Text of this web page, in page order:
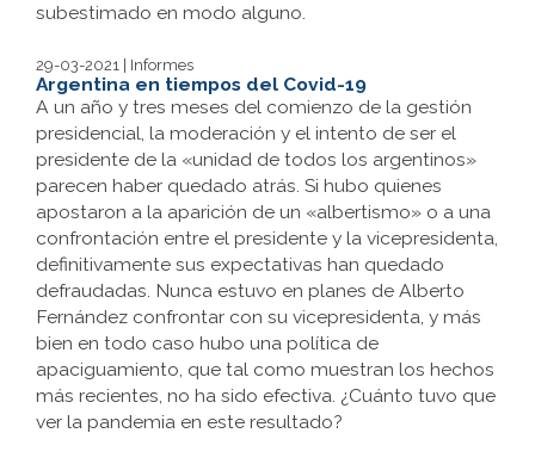
subestimado en modo alguno.
29-03-2021 | Informes
Argentina en tiempos del Covid-19
A un año y tres meses del comienzo de la gestión
presidencial, la moderación y el intento de ser el
presidente de la «unidad de todos los argentinos»
parecen haber quedado atrás. Si hubo quienes
apostaron a la aparición de un «albertismo» o a una
confrontación entre el presidente y la vicepresidenta,
definitivamente sus expectativas han quedado
defraudadas. Nunca estuvo en planes de Alberto
Fernández confrontar con su vicepresidenta, y más
bien en todo caso hubo una política de
apaciguamiento, que tal como muestran los hechos
más recientes, no ha sido efectiva. ¿Cuánto tuvo que
ver la pandemia en este resultado?